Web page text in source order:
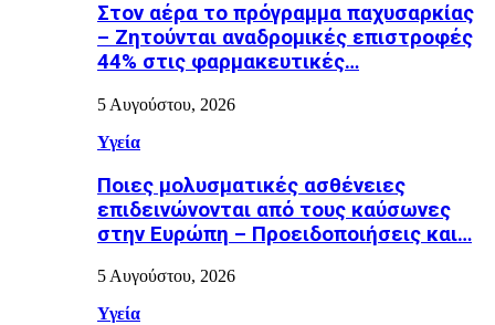
Στον αέρα το πρόγραμμα παχυσαρκίας
– Ζητούνται αναδρομικές επιστροφές
44% στις φαρμακευτικές…
5 Αυγούστου, 2026
Υγεία
Ποιες μολυσματικές ασθένειες
επιδεινώνονται από τους καύσωνες
στην Ευρώπη – Προειδοποιήσεις και…
5 Αυγούστου, 2026
Υγεία